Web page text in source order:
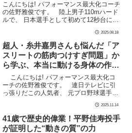
こんにちは! パフォーマンス最大化コーチ
の佐野雅俊です。 陸上男子110mハード
ルで、 日本選手として初めて12秒台に突
2025.08.18
超人・糸井嘉男さんも悩んだ「ア
スリートの筋肉つけすぎ問題」か
ら学ぶ、本当に動ける身体の作り
こんにちは! パフォーマンス最大化コ
ーチの佐野雅俊です。 連日テレビに引
っ張りだこの人気者、 元プロ野球選手の
2025.11.14
41歳で歴史的偉業！平野佳寿投手
が証明した“動きの質”の力